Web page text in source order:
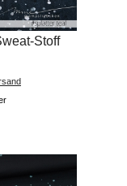
Stoff